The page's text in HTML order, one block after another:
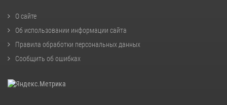
О сайте
Об использовании информации сайта
Правила обработки персональных данных
Сообщить об ошибках